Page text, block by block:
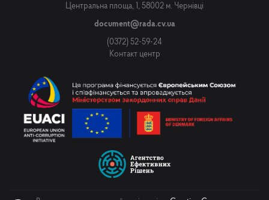
Центральна площа, 1, 58002 м. Чернівці
document@rada.cv.ua
(0372) 52-59-24
Контакт центр